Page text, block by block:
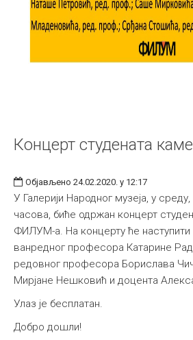
Концерт студената
Објављено 24.02.2020. у 12:17
У Галерији Народног музеја, у
часова, биће одржан концерт
ФИЛУМ-а. На концерту ће наступити
ванредног професора Катарине
редовног професора Борислава
Мирјане Нешковић и доцента
Улаз је бесплатан.
Добро дошли!